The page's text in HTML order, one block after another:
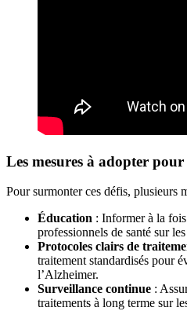
Les mesures à adopter
Pour surmonter ces défis, plusieurs
Éducation : Informer à la
professionnels de santé sur
Protocoles clairs de
traitement standardisés pour
l’Alzheimer.
Surveillance continue :
traitements à long terme sur